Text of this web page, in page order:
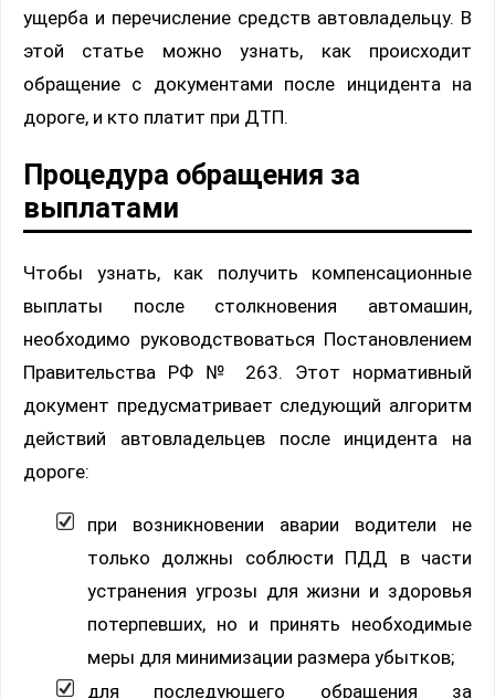
ущерба и перечисление средств автовладельцу. В
этой статье можно узнать, как происходит
обращение с документами после инцидента на
дороге, и кто платит при ДТП.
Процедура обращения за
выплатами
Чтобы узнать, как получить компенсационные
выплаты после столкновения автомашин,
необходимо руководствоваться Постановлением
Правительства РФ № 263. Этот нормативный
документ предусматривает следующий алгоритм
действий автовладельцев после инцидента на
дороге:
при возникновении аварии водители не
только должны соблюсти ПДД в части
устранения угрозы для жизни и здоровья
потерпевших, но и принять необходимые
меры для минимизации размера убытков;
для последующего обращения за